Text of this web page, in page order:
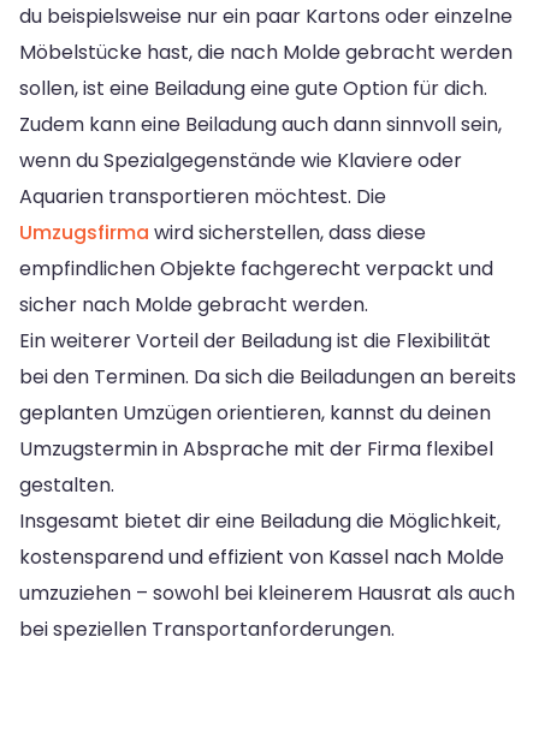
du beispielsweise nur ein paar Kartons oder einzelne
Möbelstücke hast, die nach Molde gebracht werden
sollen, ist eine Beiladung eine gute Option für dich.
Zudem kann eine Beiladung auch dann sinnvoll sein,
wenn du Spezialgegenstände wie Klaviere oder
Aquarien transportieren möchtest. Die
Umzugsfirma wird sicherstellen, dass diese
empfindlichen Objekte fachgerecht verpackt und
sicher nach Molde gebracht werden.
Ein weiterer Vorteil der Beiladung ist die Flexibilität
bei den Terminen. Da sich die Beiladungen an bereits
geplanten Umzügen orientieren, kannst du deinen
Umzugstermin in Absprache mit der Firma flexibel
gestalten.
Insgesamt bietet dir eine Beiladung die Möglichkeit,
kostensparend und effizient von Kassel nach Molde
umzuziehen – sowohl bei kleinerem Hausrat als auch
bei speziellen Transportanforderungen.